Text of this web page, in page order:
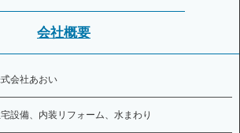
会社概要
会社あおい
設備、内装リフォーム、水まわり